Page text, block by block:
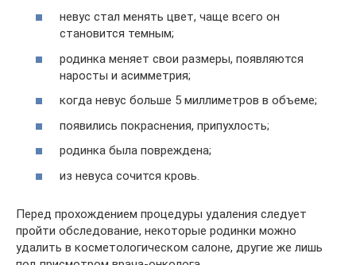
невус стал менять цвет, чаще всего он
становится темным;
родинка меняет свои размеры, появляются
наросты и асимметрия;
когда невус больше 5 миллиметров в объеме;
появились покраснения, припухлость;
родинка была повреждена;
из невуса сочится кровь.
Перед прохождением процедуры удаления следует
пройти обследование, некоторые родинки можно
удалить в косметологическом салоне, другие же лишь